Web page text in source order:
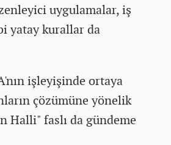
uygulamalar, iş
yatay kurallar da
işleyişinde ortaya
çözümüne yönelik
Halli" faslı da gündeme